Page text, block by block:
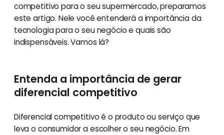
competitivo para o seu supermercado, preparamos
este artigo. Nele você entenderá a importância da
tecnologia para o seu negócio e quais são
indispensáveis. Vamos lá?
Entenda a importância de gerar
diferencial competitivo
Diferencial competitivo é o produto ou serviço que
leva o consumidor a escolher o seu negócio. Em